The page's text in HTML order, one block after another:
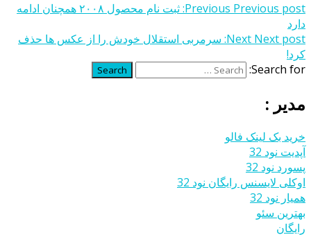
Previous Previous post:
ثبت نام محصول ۲۰۰۸ همچنان ادامه
دارد
Next Next post:
سرمربی استقلال خودش را از عکس‌ ها حذف
کرد!
Search for:
Search
مدیر :
خرید بک لینک فالو
آپدیت نود 32
پسورد نود 32
اوکلی لایسنس رایگان نود 32
همیار نود 32
بهترین سئو
رایگان